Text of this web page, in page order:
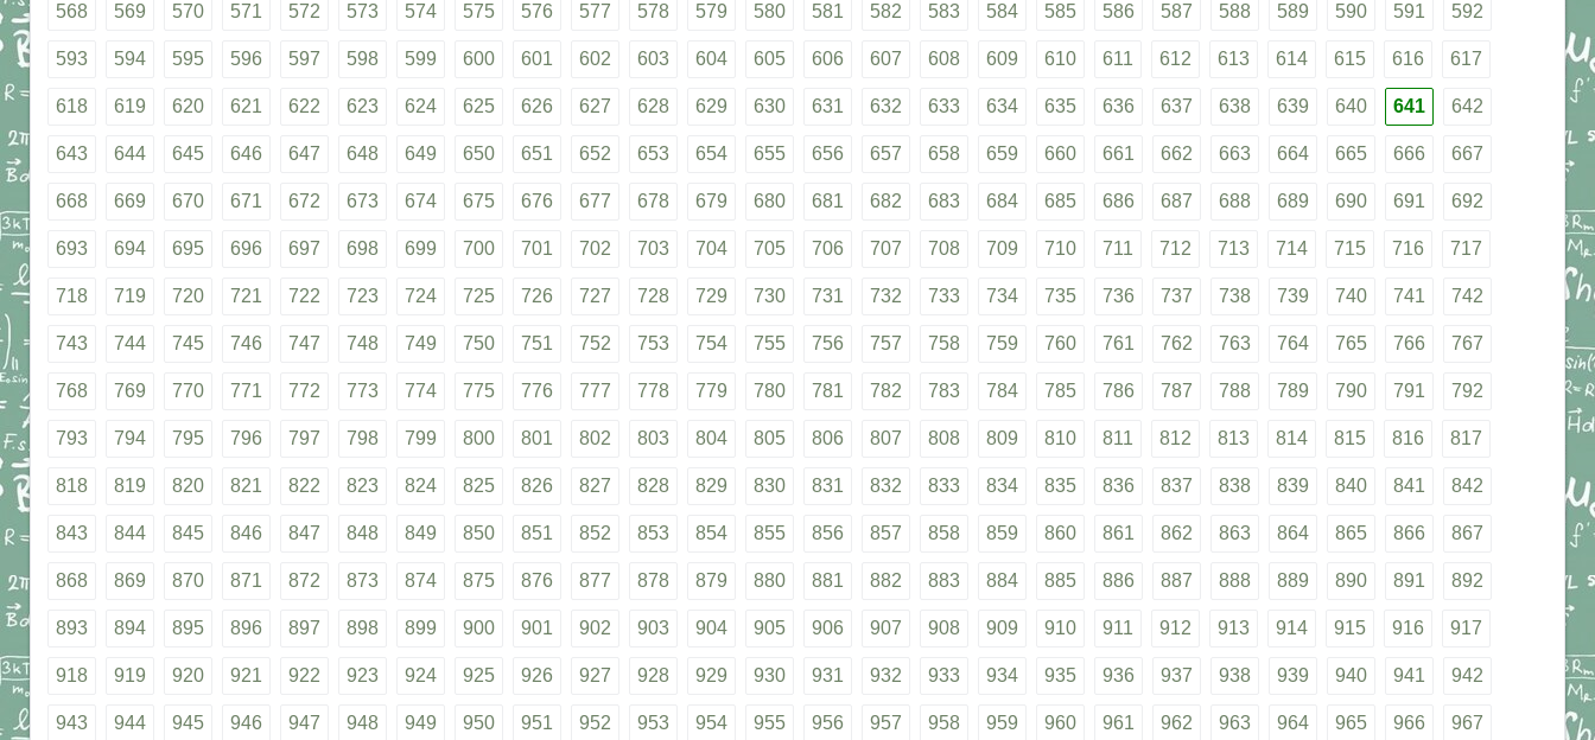
568 569 570 571 572 573 574 575 576 577 578 579 580 581 582 583 584 585 586 587 588 589 590 591 592
593 594 595 596 597 598 599 600 601 602 603 604 605 606 607 608 609 610 611 612 613 614 615 616 617
618 619 620 621 622 623 624 625 626 627 628 629 630 631 632 633 634 635 636 637 638 639 640 641 642
643 644 645 646 647 648 649 650 651 652 653 654 655 656 657 658 659 660 661 662 663 664 665 666 667
668 669 670 671 672 673 674 675 676 677 678 679 680 681 682 683 684 685 686 687 688 689 690 691 692
693 694 695 696 697 698 699 700 701 702 703 704 705 706 707 708 709 710 711 712 713 714 715 716 717
718 719 720 721 722 723 724 725 726 727 728 729 730 731 732 733 734 735 736 737 738 739 740 741 742
743 744 745 746 747 748 749 750 751 752 753 754 755 756 757 758 759 760 761 762 763 764 765 766 767
768 769 770 771 772 773 774 775 776 777 778 779 780 781 782 783 784 785 786 787 788 789 790 791 792
793 794 795 796 797 798 799 800 801 802 803 804 805 806 807 808 809 810 811 812 813 814 815 816 817
818 819 820 821 822 823 824 825 826 827 828 829 830 831 832 833 834 835 836 837 838 839 840 841 842
843 844 845 846 847 848 849 850 851 852 853 854 855 856 857 858 859 860 861 862 863 864 865 866 867
868 869 870 871 872 873 874 875 876 877 878 879 880 881 882 883 884 885 886 887 888 889 890 891 892
893 894 895 896 897 898 899 900 901 902 903 904 905 906 907 908 909 910 911 912 913 914 915 916 917
918 919 920 921 922 923 924 925 926 927 928 929 930 931 932 933 934 935 936 937 938 939 940 941 942
943 944 945 946 947 948 949 950 951 952 953 954 955 956 957 958 959 960 961 962 963 964 965 966 967